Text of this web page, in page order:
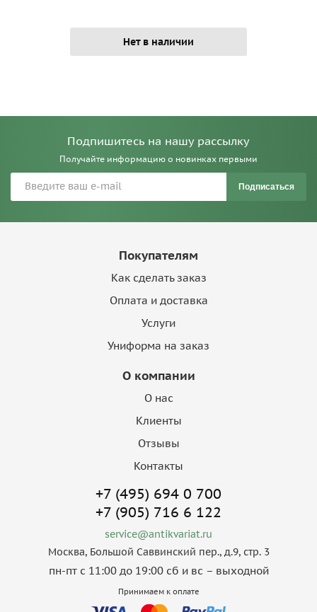
Нет в наличии
Подпишитесь на нашу рассылку
Получайте информацию о новинках первыми
Подписаться
Покупателям
Как сделать заказ
Оплата и доставка
Услуги
Униформа на заказ
О компании
О нас
Клиенты
Отзывы
Контакты
+7 (495) 694 0 700
+7 (905) 716 6 122
service@antikvariat.ru
Москва, Большой Саввинский пер., д.9, стр. 3
пн-пт с 11:00 до 19:00 сб и вс – выходной
Принимаем к оплате